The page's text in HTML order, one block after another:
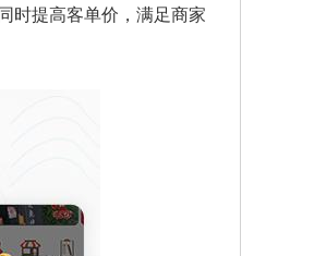
时提高客单价，满足商家